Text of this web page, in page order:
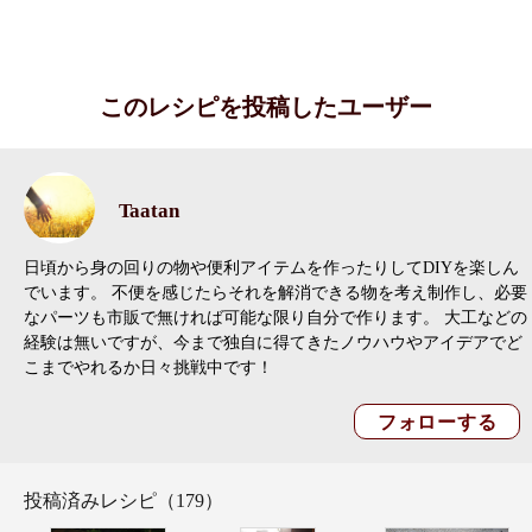
このレシピを投稿したユーザー
Taatan
日頃から身の回りの物や便利アイテムを作ったりしてDIYを楽しん
でいます。 不便を感じたらそれを解消できる物を考え制作し、必要
なパーツも市販で無ければ可能な限り自分で作ります。 大工などの
経験は無いですが、今まで独自に得てきたノウハウやアイデアでど
こまでやれるか日々挑戦中です！
投稿済みレシピ（179）